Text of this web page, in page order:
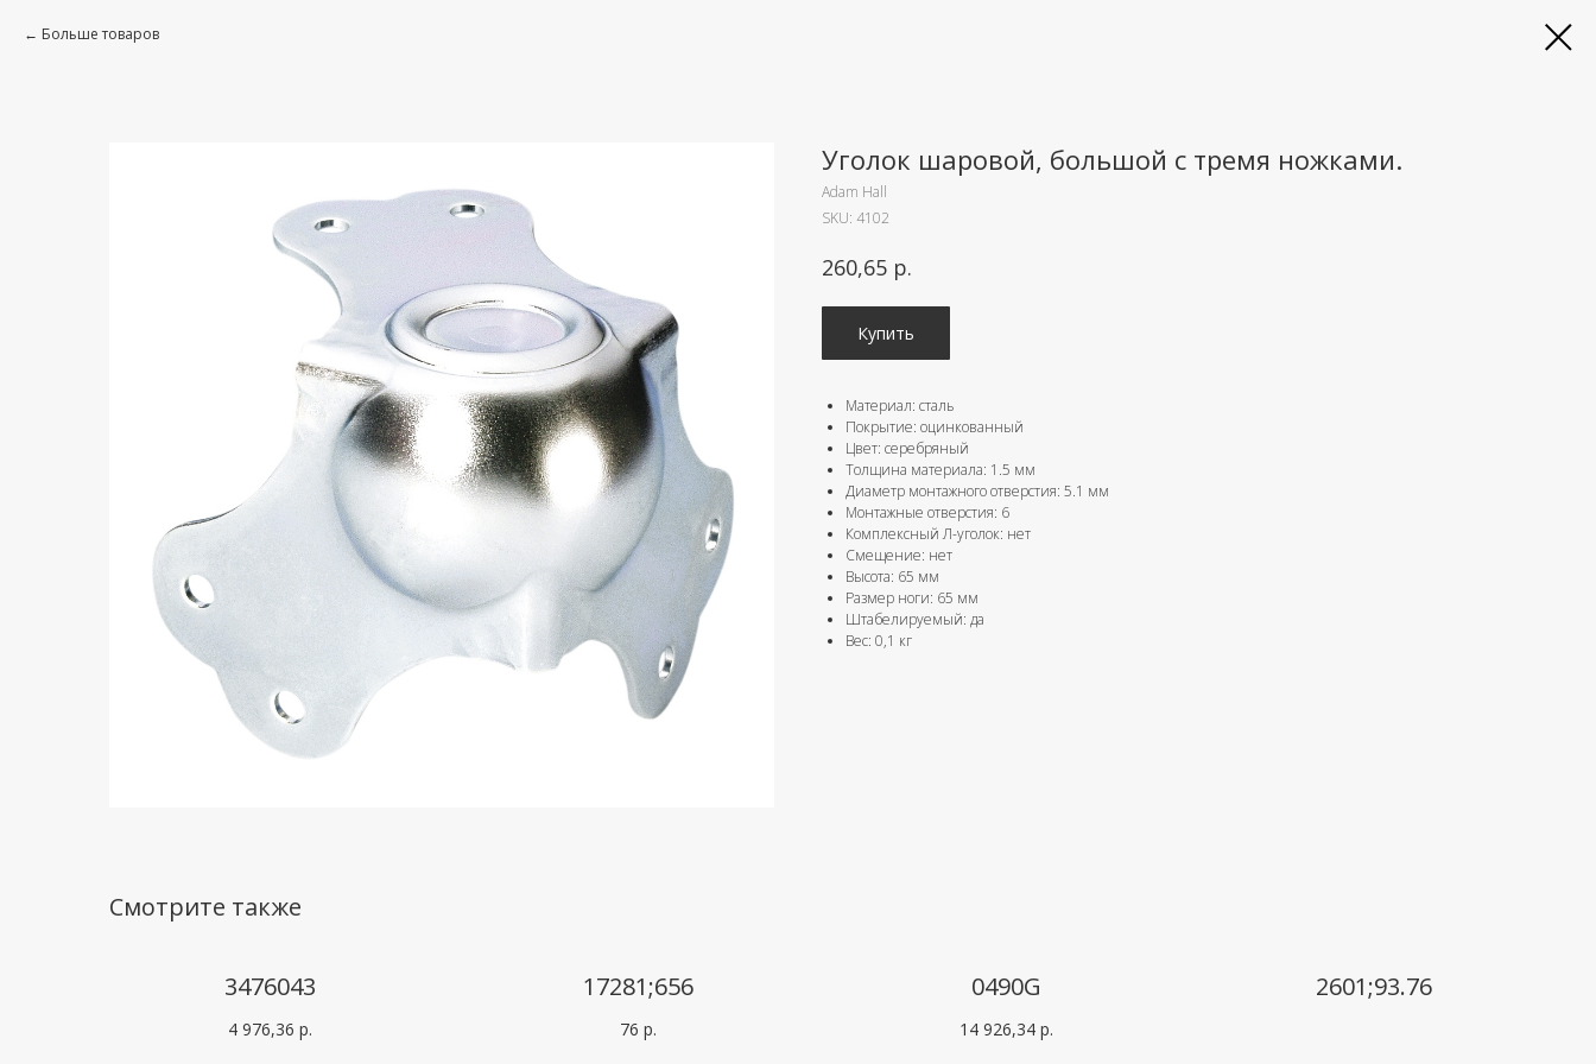
Больше товаров
Уголок шаровой, большой с тремя ножками.
Adam Hall
SKU: 4102
260,65 р.
Купить
Материал: сталь
Покрытие: оцинкованный
Цвет: серебряный
Толщина материала: 1.5 мм
Диаметр монтажного отверстия: 5.1 мм
Монтажные отверстия: 6
Комплексный Л-уголок: нет
Смещение: нет
Высота: 65 мм
Размер ноги: 65 мм
Штабелируемый: да
Вес: 0,1 кг
Смотрите также
3476043
4 976,36 р.
17281;656
76 р.
0490G
14 926,34 р.
2601;93.76